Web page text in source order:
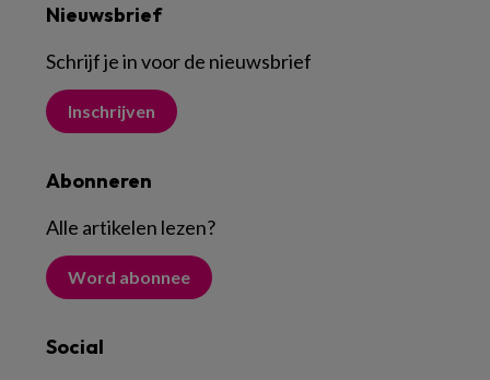
Nieuwsbrief
Schrijf je in voor de nieuwsbrief
Inschrijven
Abonneren
Alle artikelen lezen?
Word abonnee
Social